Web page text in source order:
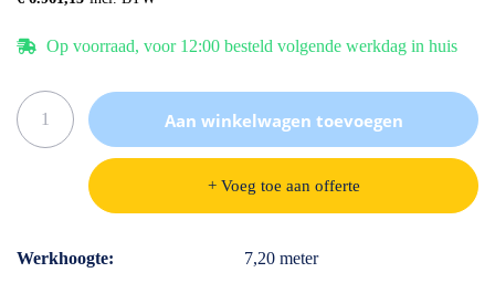
Op voorraad, voor 12:00 besteld volgende werkdag in huis
Aan winkelwagen toevoegen
+ Voeg toe aan offerte
Specificaties
Werkhoogte
7,20 meter